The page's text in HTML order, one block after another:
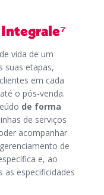
vida de um
suas etapas,
em cada
o pós-venda.
de forma
de serviços
acompanhar
de
e, ao
especificidades